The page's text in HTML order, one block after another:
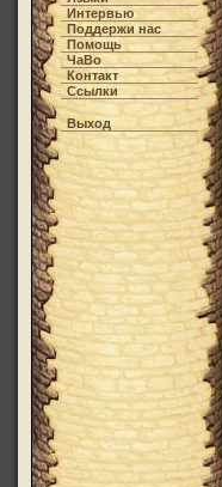
Интервью
Поддержи нас
Помощь
ЧаВо
Контакт
Ссылки
Выход